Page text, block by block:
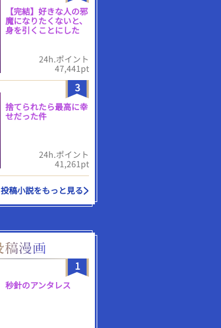
【完結】好きな人の邪
魔になりたくないと、
身を引くことにした
24h.ポイント
47,441pt
3
捨てられたら最高に幸
せだった件
24h.ポイント
41,261pt
投稿小説をもっと見る
1
秒針のアンタレス